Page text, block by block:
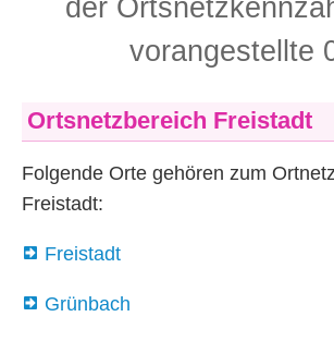
der
vorangestellte
Ortsnetzbereich Freistadt
Folgende Orte gehören zum
Freistadt:
Freistadt
Grünbach